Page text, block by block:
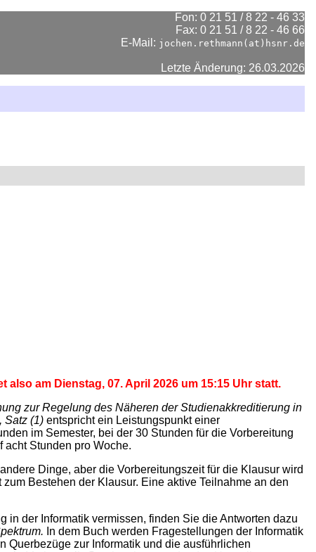
Fon: 0 21 51 / 8 22 - 46 33
Fax: 0 21 51 / 8 22 - 46 66
E-Mail: jochen.rethmann(at)hsnr.de
Letzte Änderung: 26.03.2026
am Dienstag, 07. April 2026 um 15:15 Uhr statt.
zur Regelung des Näheren der Studienakkreditierung in
Satz (1) entspricht ein Leistungspunkt einer
im Semester, bei der 30 Stunden für die Vorbereitung
Stunden pro Woche.
Dinge, aber die Vorbereitungszeit für die Klausur wird
Bestehen der Klausur. Eine aktive Teilnahme an den
in der Informatik vermissen, finden Sie die Antworten dazu
In dem Buch werden Fragestellungen der Informatik
Querbezüge zur Informatik und die ausführlichen